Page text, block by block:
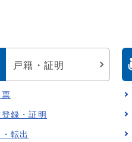
戸籍・証明
録・証明
転出